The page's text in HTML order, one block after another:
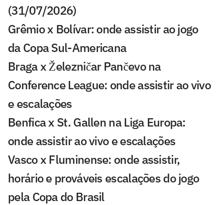
(31/07/2026)
Grêmio x Bolívar: onde assistir ao jogo
da Copa Sul-Americana
Braga x Železničar Pančevo na
Conference League: onde assistir ao vivo
e escalações
Benfica x St. Gallen na Liga Europa:
onde assistir ao vivo e escalações
Vasco x Fluminense: onde assistir,
horário e prováveis escalações do jogo
pela Copa do Brasil